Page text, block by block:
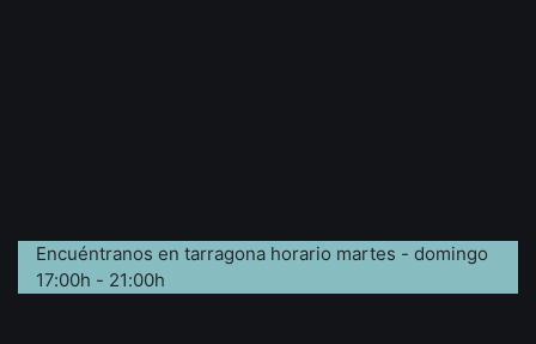
Encuéntranos en tarragona horario martes - domingo
17:00h - 21:00h